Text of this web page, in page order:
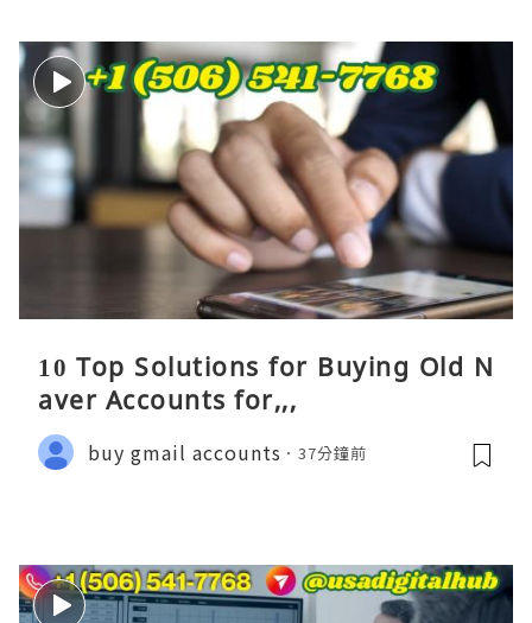
10 Top Solutions for Buying Old N
aver Accounts for,,,
buy gmail accounts 37分鐘前